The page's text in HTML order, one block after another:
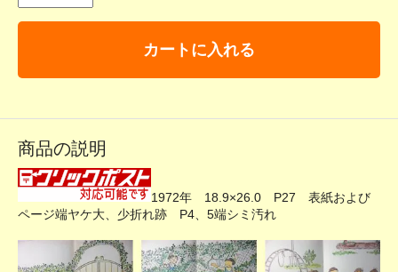
カートに入れる
商品の説明
1972年 18.9×26.0 P27 表紙および
ページ端ヤケ大、少折れ跡 P4、5端シミ汚れ